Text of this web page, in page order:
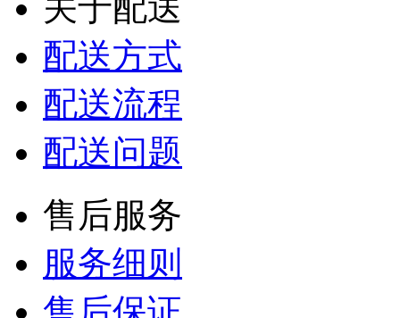
配送方式
配送流程
配送问题
售后服务
服务细则